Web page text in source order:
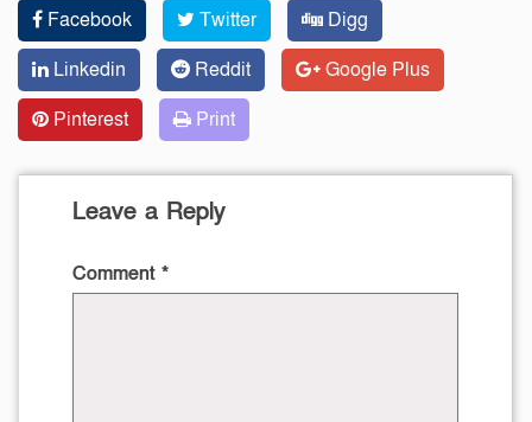
Facebook Twitter
Digg
Linkedin
Reddit
Google Plus
Pinterest
Print
Leave a Reply
Comment *